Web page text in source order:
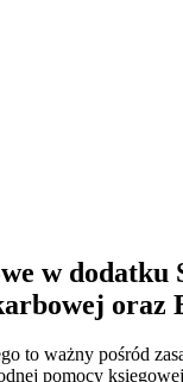
w
oraz
to ważny pośród
pomocy